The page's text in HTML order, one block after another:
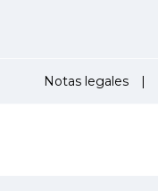
Notas legales |